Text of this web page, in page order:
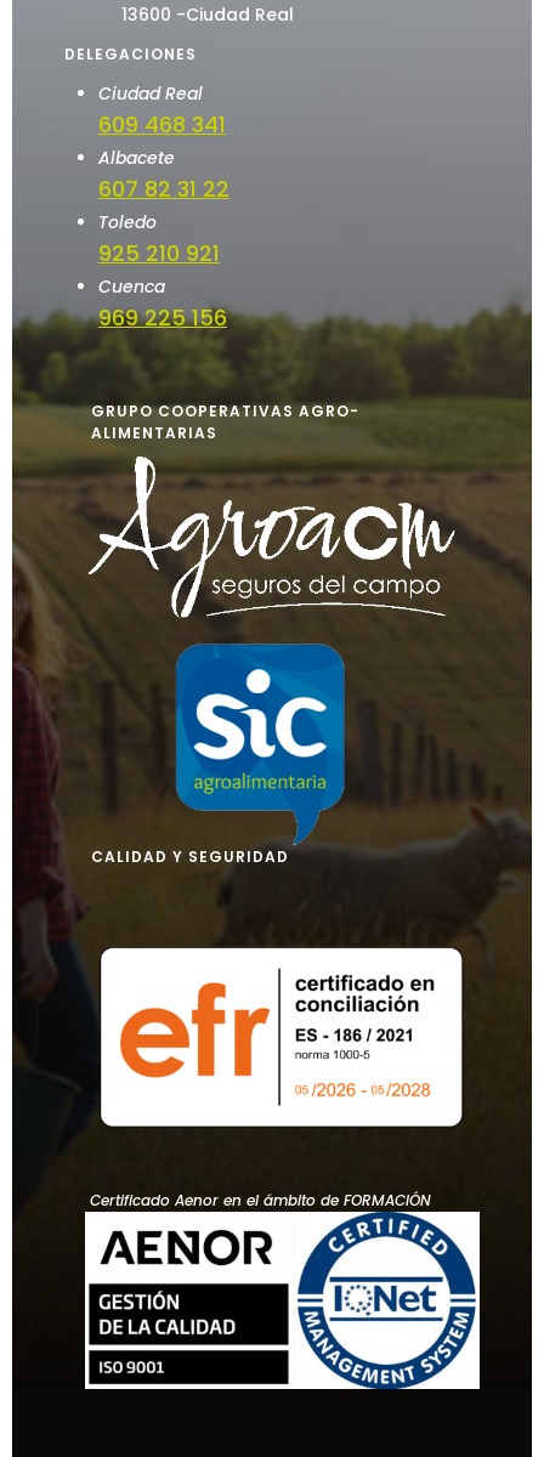
13600 -Ciudad Real
DELEGACIONES
Ciudad Real
609 468 341
Albacete
607 82 31 22
Toledo
925 210 921
Cuenca
969 225 156
GRUPO COOPERATIVAS AGRO-
ALIMENTARIAS
CALIDAD Y SEGURIDAD
Certificado Aenor en el ámbito de FORMACIÓN